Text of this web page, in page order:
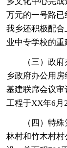
万元的一号路已
我乡还积极配
业中专学校的重
（三）政府办
乡政府办公用
基建联席会议
工程于XX年6月
（四）特殊党
林村和竹木村